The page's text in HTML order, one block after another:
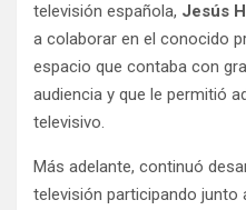
televisión española, Jesús
a colaborar en el conocido
espacio que contaba con
audiencia y que le permitió
televisivo.
Más adelante, continuó
televisión participando junto